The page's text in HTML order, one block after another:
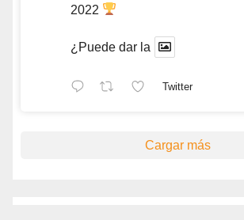
2022
¿Puede dar la
Twitter
Cargar más